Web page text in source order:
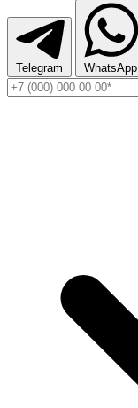
Telegram WhatsApp